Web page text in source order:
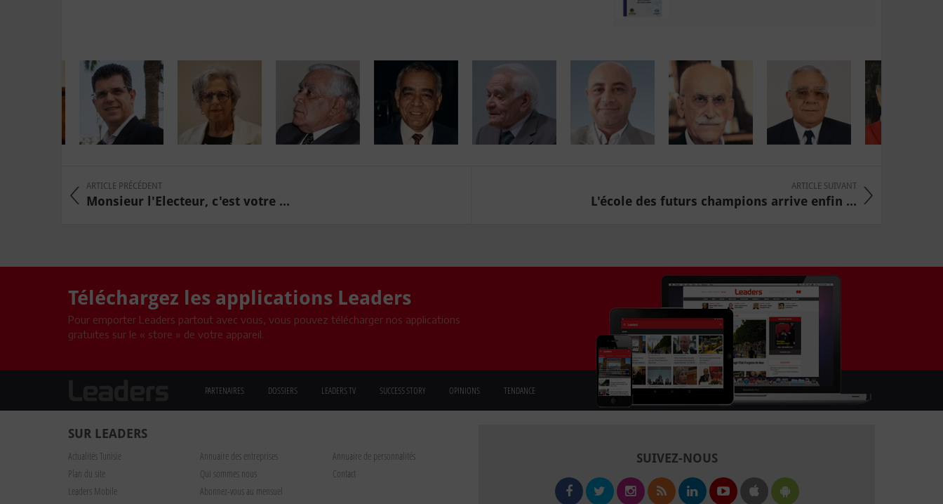
ARTICLE PRÉCÉDENT
Monsieur l'Electeur, c'est votre ...
ARTICLE SUIVANT
L'école des futurs champions arrive enfin ...
Téléchargez les applications Leaders
Pour emporter Leaders partout avec vous, vous pouvez télécharger nos applications
gratuites sur le « store » de votre appareil.
PARTENAIRES DOSSIERS LEADERS TV SUCCESS STORY OPINIONS TENDANCE
SUR LEADERS
Actualités Tunisie Annuaire des entreprises
Annuaire de personnalités
Plan du site
Qui sommes nous
Contact
Leaders Mobile
Abonnez-vous au mensuel
SUIVEZ-NOUS